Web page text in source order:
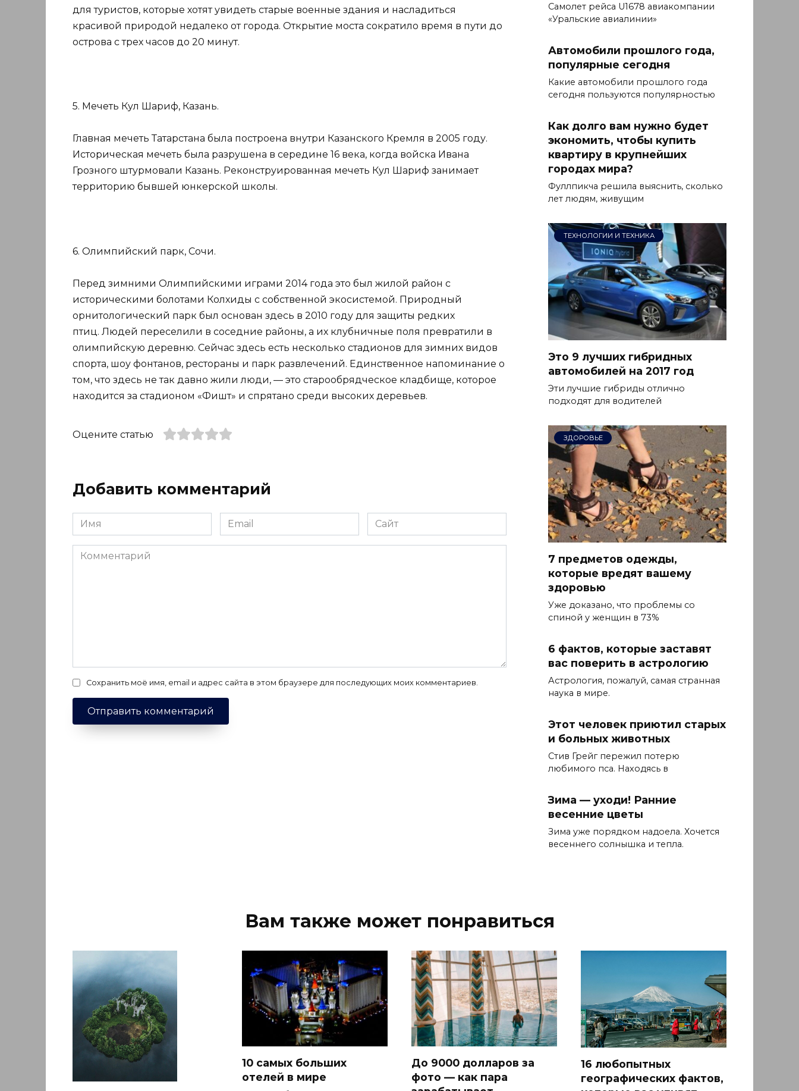
для туристов, которые хотят увидеть старые военные здания и насладиться
красивой природой недалеко от города. Открытие моста сократило время в пути до
острова с трех часов до 20 минут.
5. Мечеть Кул Шариф, Казань.
Главная мечеть Татарстана была построена внутри Казанского Кремля в 2005 году.
Историческая мечеть была разрушена в середине 16 века, когда войска Ивана
Грозного штурмовали Казань. Реконструированная мечеть Кул Шариф занимает
территорию бывшей юнкерской школы.
6. Олимпийский парк, Сочи.
Перед зимними Олимпийскими играми 2014 года это был жилой район с
историческими болотами Колхиды с собственной экосистемой. Природный
орнитологический парк был основан здесь в 2010 году для защиты редких
птиц. Людей переселили в соседние районы, а их клубничные поля превратили в
олимпийскую деревню. Сейчас здесь есть несколько стадионов для зимних видов
спорта, шоу фонтанов, рестораны и парк развлечений. Единственное напоминание о
том, что здесь не так давно жили люди, — это старообрядческое кладбище, которое
находится за стадионом «Фишт» и спрятано среди высоких деревьев.
Оцените статью
Добавить комментарий
Имя
*
Email
*
Сайт
Комментарий
Сохранить моё имя, email и адрес сайта в этом браузере для последующих моих комментариев.
Самолет рейса U1678 авиакомпании
«Уральские авиалинии»
Автомобили прошлого года,
популярные сегодня
Какие автомобили прошлого года
сегодня пользуются популярностью
Как долго вам нужно будет
экономить, чтобы купить
квартиру в крупнейших
городах мира?
Фуллпикча решила выяснить, сколько
лет людям, живущим
ТЕХНОЛОГИИ И ТЕХНИКА
Это 9 лучших гибридных
автомобилей на 2017 год
Эти лучшие гибриды отлично
подходят для водителей
ЗДОРОВЬЕ
7 предметов одежды,
которые вредят вашему
здоровью
Уже доказано, что проблемы со
спиной у женщин в 73%
6 фактов, которые заставят
вас поверить в астрологию
Астрология, пожалуй, самая странная
наука в мире.
Этот человек приютил старых
и больных животных
Стив Грейг пережил потерю
любимого пса. Находясь в
Зима — уходи! Ранние
весенние цветы
Зима уже порядком надоела. Хочется
весеннего солнышка и тепла.
Вам также может понравиться
10 самых больших
отелей в мире
До 9000 долларов за
фото — как пара
16 любопытных
географических фактов,